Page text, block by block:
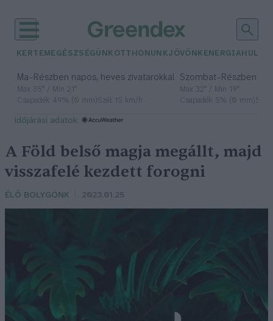
KERTEM EGÉSZSÉGÜNK OTTHONUNKJÖVŐNK ENERGIA
Ma– Részben napos, heves zivatarokkal
Max 35° / Min 21°
Csapadék: 49% (0 mm)Szél: 15 km/h
Szombat– Részben
Max 32° / Min 19°
Csapadék: 5% (0 mm)
időjárási adatok:
A Föld belső magja megállt, majd
visszafelé kezdett forogni
ÉLŐ BOLYGÓNK 2023.01.25